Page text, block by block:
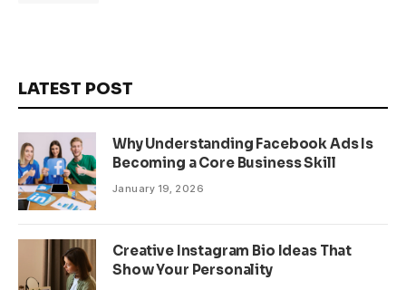
LATEST POST
Why Understanding Facebook Ads Is
Becoming a Core Business Skill
January 19, 2026
Creative Instagram Bio Ideas That
Show Your Personality